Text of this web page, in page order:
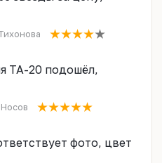
TA-20 подошёл,
фото, цвет